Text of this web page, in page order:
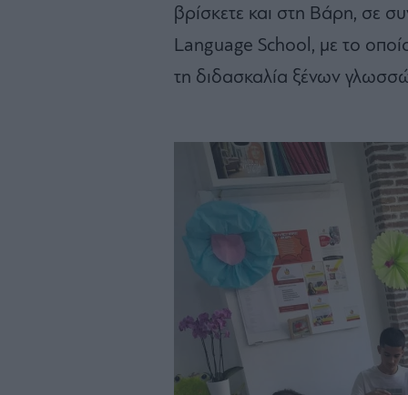
βρίσκετε και στη Βάρη, σε
Language School, με το
τη διδασκαλία ξένων